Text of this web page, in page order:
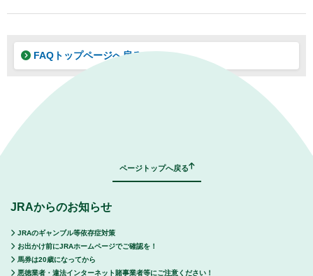
FAQトップページへ戻る
ページトップへ戻る
JRAからのお知らせ
JRAのギャンブル等依存症対策
お出かけ前にJRAホームページでご確認を！
馬券は20歳になってから
悪徳業者・違法インターネット賭事業者等にご注意ください！